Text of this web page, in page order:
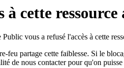
à cette
vous a refusé l'accès à cette
feu partage cette faiblesse. Si le
de nous contacter pour qu'on